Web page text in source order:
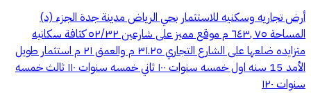
أرض تجاريه وسكنيه للاستثمار بحي الرياض مدينة جدة الجزء (د)
المساحة ٧٥ ,٦٤٣ م موقع مميز على شارعين ٥٢/٣٢ كثافة سكانيه
متزايده ضلعها على الشارع التجاري ٣١.٢٥ م والعمق ٢١ م استثمار طويل
الأمد 15 سنه اول خمسه سنوات ١٠٠ ثاني خمسه سنوات ١١٠ ثالث خمسه
سنوات ١٢٠